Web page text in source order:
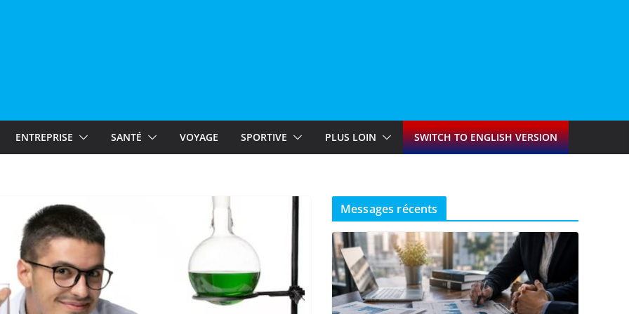
ENTREPRISE SANTÉ VOYAGE SPORTIVE PLUS LOIN SWITCH TO ENGLISH VERSION
Messages récents